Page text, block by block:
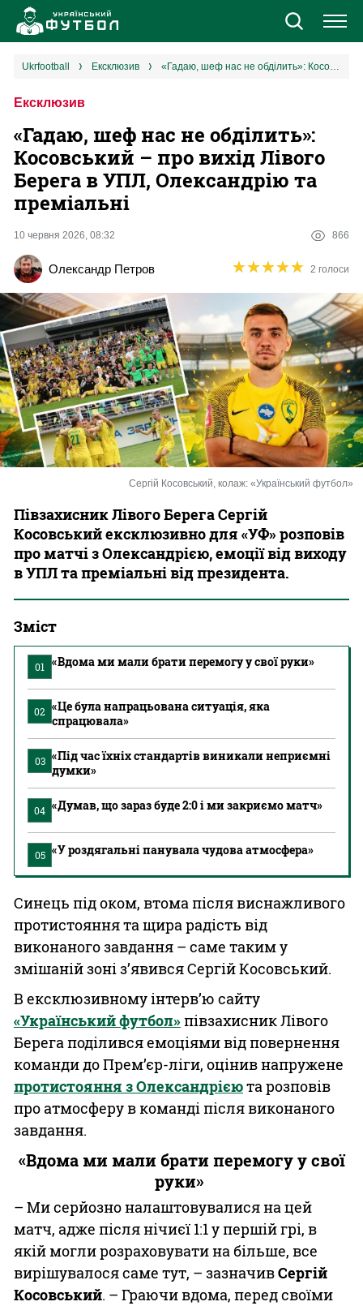
Новини
Єврокубки
УПЛ
Різне
Букмекери
Казино
ukrfootball ексклюзив «Гадаю, шеф нас не обділить»: Косовський – про вихід Лівого Берега в УПЛ, Олександрію та преміальні
Ексклюзив
«Гадаю, шеф нас не обділить»:
Косовський – про вихід Лівого
Берега в УПЛ, Олександрію та
преміальні
10 червня 2026, 08:32 866
Олександр Петров ★★★★★
★★★★★ 2 голоси
Сергій Косовський, колаж: «Український футбол»
Півзахисник Лівого Берега Сергій
Косовський ексклюзивно для «УФ» розповів
про матчі з Олександрією, емоції від виходу
в УПЛ та преміальні від президента.
Зміст
01 «Вдома ми мали брати перемогу у свої руки»
02 «Це була напрацьована ситуація, яка
спрацювала»
03 «Під час їхніх стандартів виникали неприємні
думки»
04 «Думав, що зараз буде 2:0 і ми закриємо матч»
05 «У роздягальні панувала чудова атмосфера»
Синець під оком, втома після виснажливого
протистояння та щира радість від
виконаного завдання – саме таким у
змішаній зоні з’явився Сергій Косовський.
В ексклюзивному інтерв’ю сайту
«Український футбол»півзахисник Лівого
Берега поділився емоціями від повернення
команди до Прем’єр-ліги, оцінив напружене
протистояння з Олександрієюта розповів
про атмосферу в команді після виконаного
завдання.
«Вдома ми мали брати перемогу у свої
руки»
– Ми серйозно налаштовувалися на цей
матч, адже після нічиєї 1:1 у першій грі, в
якій могли розраховувати на більше, все
вирішувалося саме тут, – зазначивСергій
Косовський. – Граючи вдома, перед своїми